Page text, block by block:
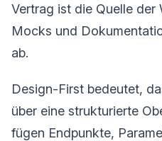
Vertrag ist die Quelle der
Mocks und
ab.
Design-First bedeutet,
über eine strukturierte
fügen Endpunkte,